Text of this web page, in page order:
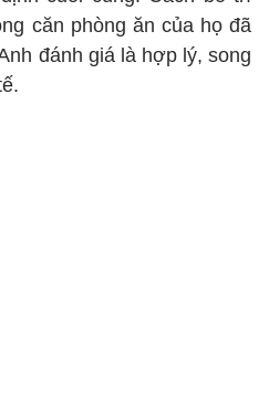
căn phòng ăn của họ đã
đánh giá là hợp lý, song